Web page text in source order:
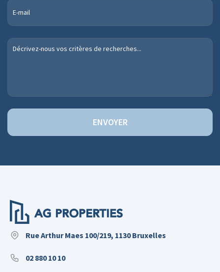
ENVOYER
Rue Arthur Maes 100/219, 1130 Bruxelles
02 880 10 10